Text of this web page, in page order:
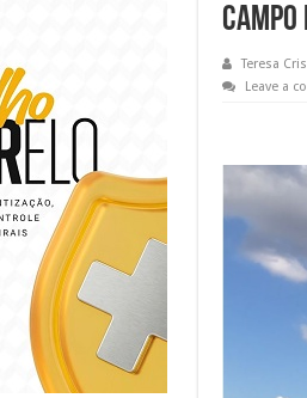
Teresa
Leave a